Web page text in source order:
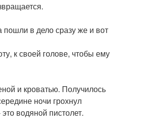
в дело сразу же и вот
к своей голове, чтобы ему
и кроватью. Получилось
ночи грохнул
водяной пистолет.